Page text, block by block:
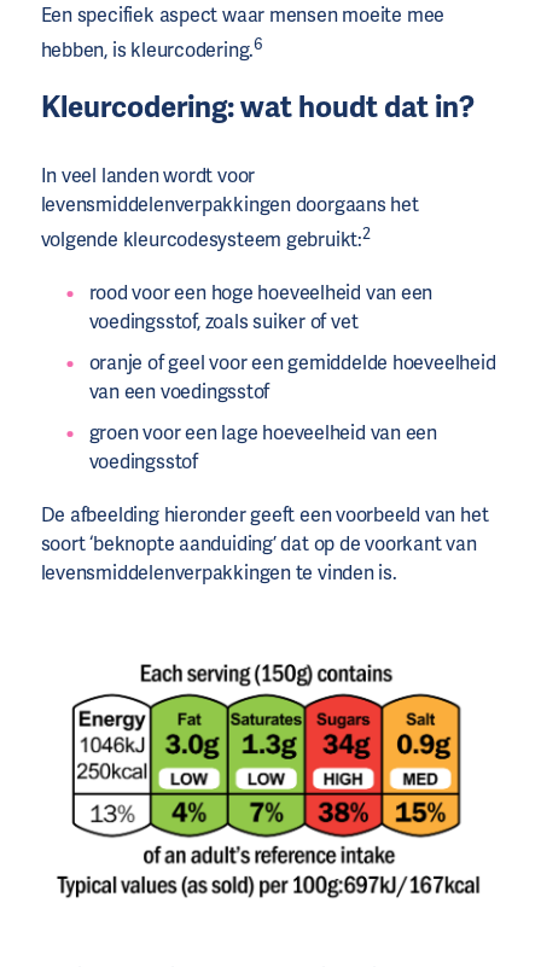
Een specifiek aspect waar mensen moeite mee
hebben, is kleurcodering.6
Kleurcodering: wat houdt dat in?
In veel landen wordt voor
levensmiddelenverpakkingen doorgaans het
volgende kleurcodesysteem gebruikt:2
rood voor een hoge hoeveelheid van een
voedingsstof, zoals suiker of vet
oranje of geel voor een gemiddelde hoeveelheid
van een voedingsstof
groen voor een lage hoeveelheid van een
voedingsstof
De afbeelding hieronder geeft een voorbeeld van het
soort ‘beknopte aanduiding’ dat op de voorkant van
levensmiddelenverpakkingen te vinden is.